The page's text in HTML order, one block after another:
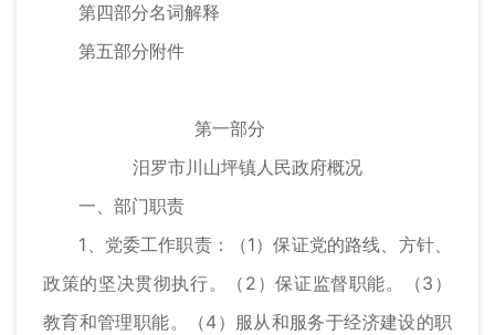
第四部分名词解释
第五部分附件
第一部分
汨罗市川山坪镇人民政府概况
一、部门职责
1、党委工作职责：（1）保证党的路线、方针、
政策的坚决贯彻执行。（2）保证监督职能。（3）
教育和管理职能。（4）服从和服务于经济建设的职